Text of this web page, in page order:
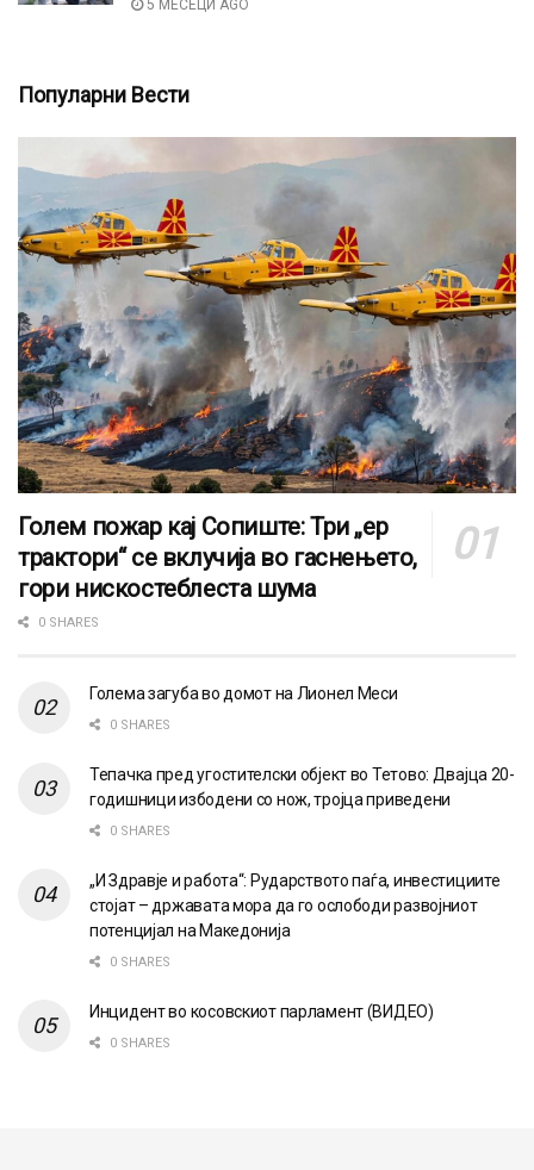
5 МЕСЕЦИ AGO
Популарни Вести
Голем пожар кај Сопиште: Три „ер
трактори“ се вклучија во гаснењето,
гори нискостеблеста шума
0 SHARES
Голема загуба во домот на Лионел Меси
0 SHARES
Тепачка пред угостителски објект во Тетово: Двајца 20-
годишници избодени со нож, тројца приведени
0 SHARES
„И Здравје и работа“: Рударството паѓа, инвестициите
стојат – државата мора да го ослободи развојниот
потенцијал на Македонија
0 SHARES
Инцидент во косовскиот парламент (ВИДЕО)
0 SHARES